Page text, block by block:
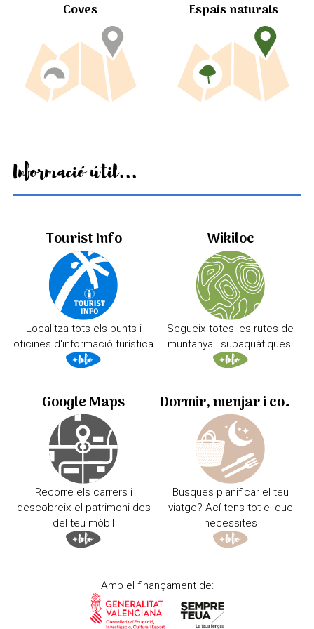
Coves Espais naturals
Informació útil...
Tourist Info
Localitza tots els punts i
oficines d'informació turística
Wikiloc
Segueix totes les rutes de
muntanya i subaquàtiques.
Google Maps
Recorre els carrers i
descobreix el patrimoni des
del teu mòbil
Dormir, menjar i comprar
Busques planificar el teu
viatge? Ací tens tot el que
necessites
Amb el finançament de: